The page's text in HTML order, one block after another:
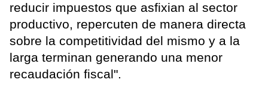
reducir impuestos que asfixian al sector
productivo, repercuten de manera directa
sobre la competitividad del mismo y a la
larga terminan generando una menor
recaudación fiscal".